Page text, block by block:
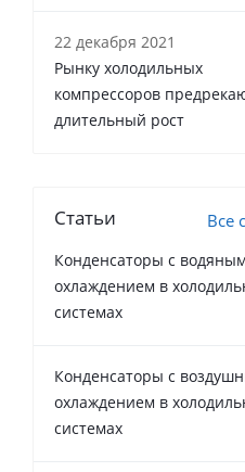
22 декабря 2021
Рынку холодильных
компрессоров
длительный рост
Статьи Все
Конденсаторы с водяным
охлаждением в
системах
Конденсаторы с
охлаждением в
системах